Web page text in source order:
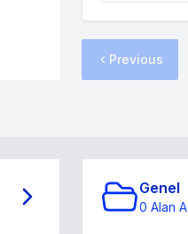
Previous
Genel
0 Alan